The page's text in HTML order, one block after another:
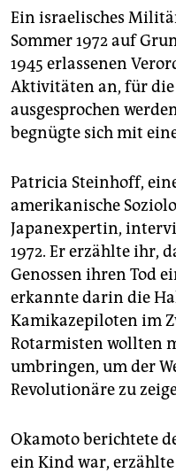
Ein israelisches
Sommer 1972 auf
1945 erlassenen
Aktivitäten an, für die
ausgesprochen
begnügte sich mit
Patricia Steinhoff,
amerikanische
Japanexpertin,
1972. Er erzählte ihr,
Genossen ihren Tod
erkannte darin die
Kamikazepiloten im
Rotarmisten wollten
umbringen, um der
Revolutionäre zu
Okamoto berichtete
ein Kind war,